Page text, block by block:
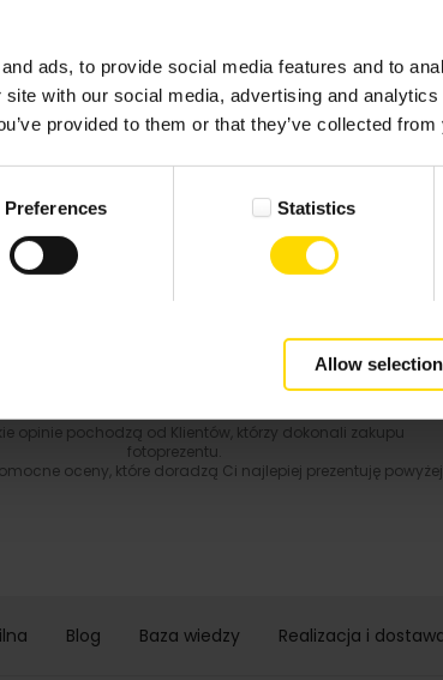
ads, to provide social media features and to
with our social media, advertising and
provided to them or that they’ve collected
Preferences Statistics
Allow selection
efektu. Zdarzyło się, że ...
Rozwiń
efektu. Zdarzyło się, że ...
Rozwiń
4.9 z 5.0
Wynik podany jest na podstawie 344 opinii.
Zobacz wszystkie
opinie pochodzą od Klientów, którzy dokonali zakupu
fotoprezentu.
oceny, które doradzą Ci najlepiej prezentuję powyżej.
Blog Baza wiedzy Realizacja i